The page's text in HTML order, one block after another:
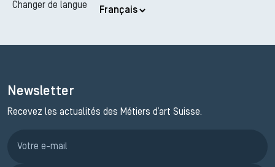
Changer de langue
Newsletter
Recevez les actualités des Métiers d’art Suisse.